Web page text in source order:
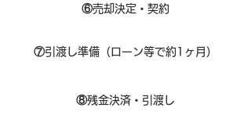
⑥売却決定・契約
⑦引渡し準備（ローン等で約1ヶ月）
⑧​残金決済・引渡し